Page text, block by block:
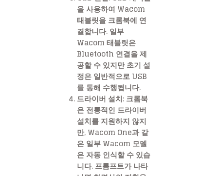
을 사용하여 Wacom
태블릿을 크롬북에 연
결합니다. 일부
Wacom 태블릿은
Bluetooth 연결을 제
공할 수 있지만 초기 설
정은 일반적으로 USB
를 통해 수행됩니다.
드라이버 설치: 크롬북
은 전통적인 드라이버
설치를 지원하지 않지
만, Wacom One과 같
은 일부 Wacom 모델
은 자동 인식할 수 있습
니다. 프롬프트가 나타